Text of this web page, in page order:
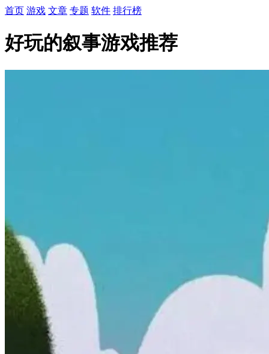
首页 游戏 文章 专题 软件 排行榜
好玩的叙事游戏推荐